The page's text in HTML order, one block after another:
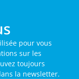
pour vous
sur les
toujours
la newsletter.